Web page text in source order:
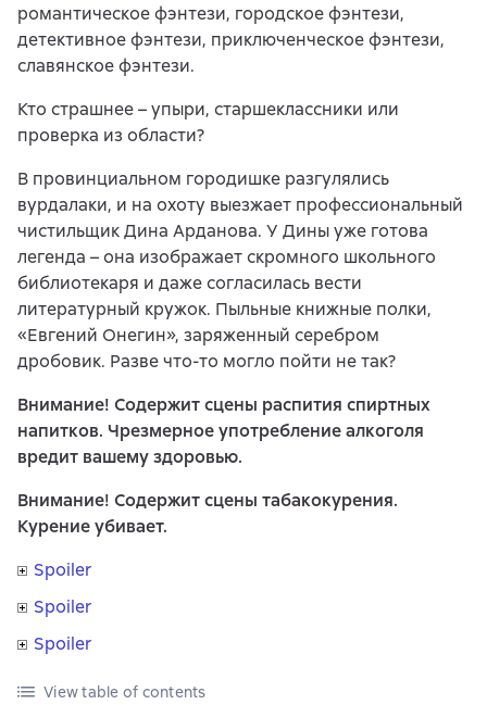
романтическое фэнтези, городское фэнтези,
детективное фэнтези, приключенческое фэнтези,
славянское фэнтези.
Кто страшнее – упыри, старшеклассники или
проверка из области?
В провинциальном городишке разгулялись
вурдалаки, и на охоту выезжает профессиональный
чистильщик Дина Арданова. У Дины уже готова
легенда – она изображает скромного школьного
библиотекаря и даже согласилась вести
литературный кружок. Пыльные книжные полки,
«Евгений Онегин», заряженный серебром
дробовик. Разве что-то могло пойти не так?
Внимание! Содержит сцены распития спиртных
напитков. Чрезмерное употребление алкоголя
вредит вашему здоровью.
Внимание! Содержит сцены табакокурения.
Курение убивает.
Spoiler
Spoiler
Spoiler
View table of contents